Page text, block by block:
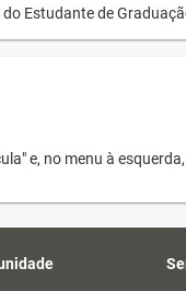
Estudante de
e, no menu à